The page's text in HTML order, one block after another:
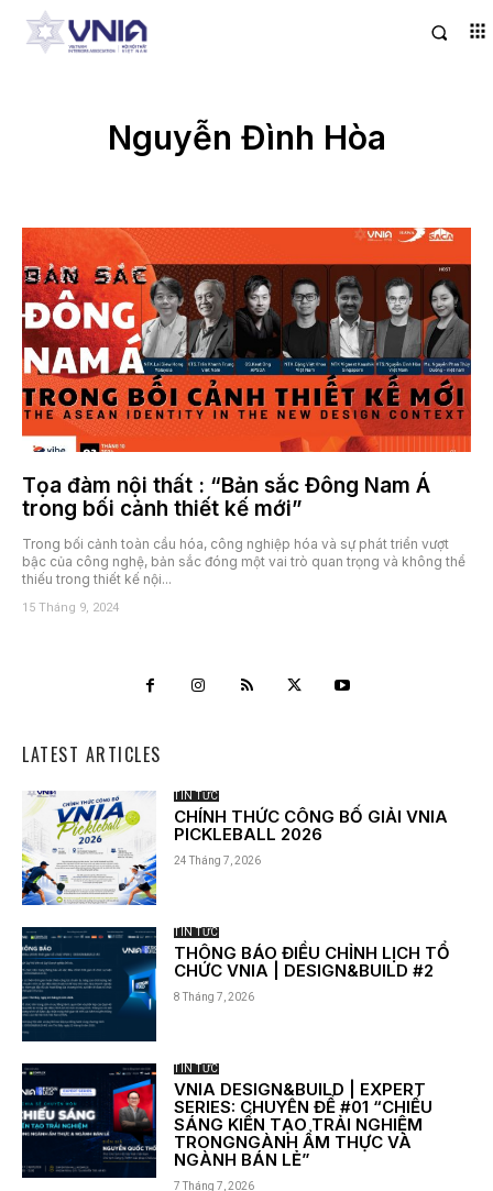
Nguyễn Đình Hòa
Tọa đàm nội thất : “Bản sắc Đông Nam Á
trong bối cảnh thiết kế mới”
Trong bối cảnh toàn cầu hóa, công nghiệp hóa và sự phát triển vượt
bậc của công nghệ, bản sắc đóng một vai trò quan trọng và không thể
thiếu trong thiết kế nội...
15 Tháng 9, 2024
LATEST ARTICLES
TIN TỨC
CHÍNH THỨC CÔNG BỐ GIẢI VNIA
PICKLEBALL 2026
24 Tháng 7, 2026
TIN TỨC
THÔNG BÁO ĐIỀU CHỈNH LỊCH TỔ
CHỨC VNIA | DESIGN&BUILD #2
8 Tháng 7, 2026
TIN TỨC
VNIA DESIGN&BUILD | EXPERT
SERIES: CHUYÊN ĐỀ #01 “CHIẾU
SÁNG KIẾN TẠO TRẢI NGHIỆM
TRONGNGÀNH ẨM THỰC VÀ
NGÀNH BÁN LẺ”
7 Tháng 7, 2026